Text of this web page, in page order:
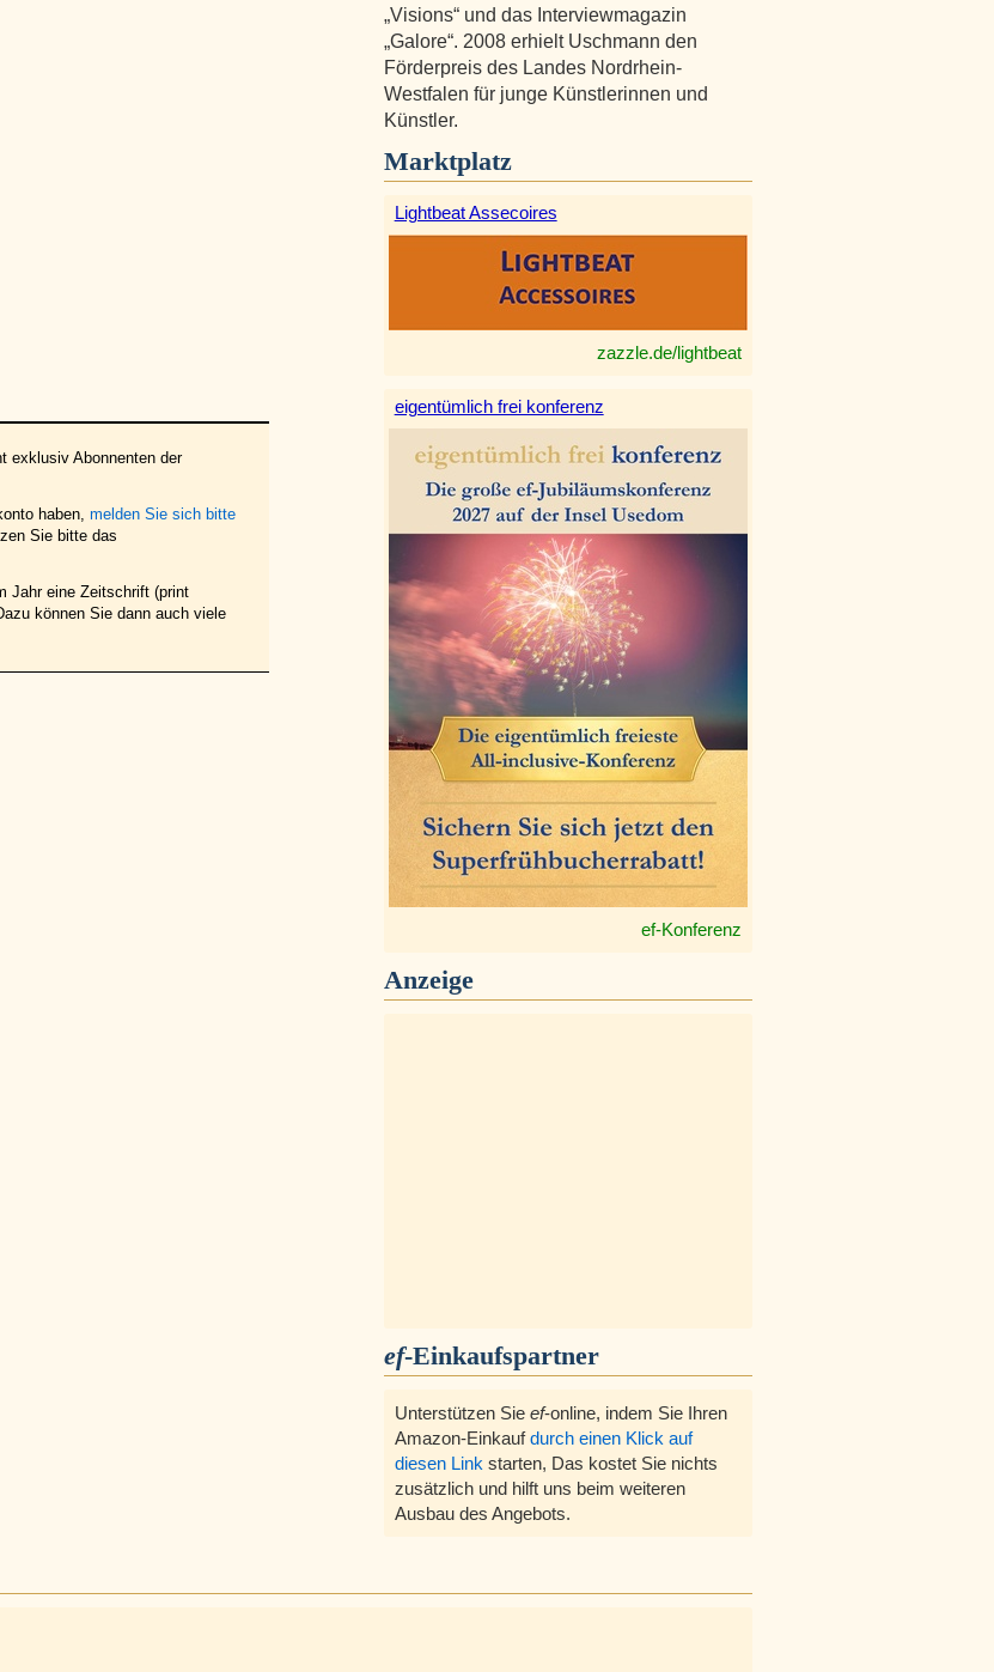
exklusiv Abonnenten der
haben, melden Sie sich bitte
Sie bitte das
Jahr eine Zeitschrift (print
können Sie dann auch viele
„Visions“ und das Interviewmagazin
„Galore“. 2008 erhielt Uschmann den
Förderpreis des Landes Nordrhein-
Westfalen für junge Künstlerinnen und
Künstler.
Marktplatz
Lightbeat Assecoires
zazzle.de/lightbeat
eigentümlich frei konferenz
ef-Konferenz
Anzeige
ef-Einkaufspartner
Unterstützen Sie ef-online, indem Sie Ihren
Amazon-Einkaufdurch einen Klick auf
diesen Link starten, Das kostet Sie nichts
zusätzlich und hilft uns beim weiteren
Ausbau des Angebots.